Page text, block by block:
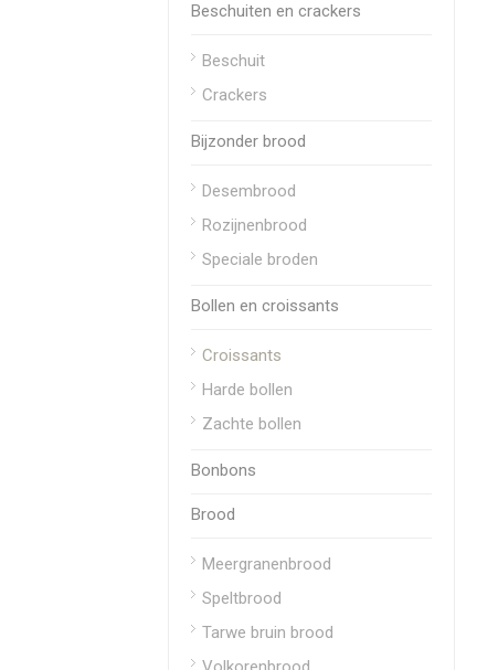
Beschuiten en crackers
Beschuit
Crackers
Bijzonder brood
Desembrood
Rozijnenbrood
Speciale broden
Bollen en croissants
Croissants
Harde bollen
Zachte bollen
Bonbons
Brood
Meergranenbrood
Speltbrood
Tarwe bruin brood